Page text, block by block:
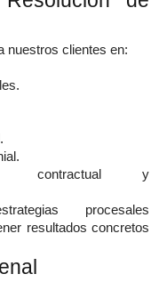
nuestros clientes en:
contractual y
procesales
resultados concretos